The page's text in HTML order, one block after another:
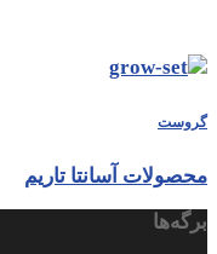
گروست
محصولات آسانتا تاریم
برگه‌ها